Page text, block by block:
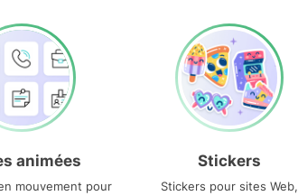
animées
mouvement pour
Stickers
Stickers pour sites Web,